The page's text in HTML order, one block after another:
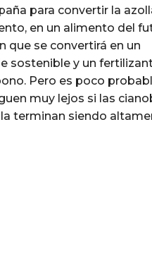
para convertir la
en un alimento del
que se convertirá en un
sostenible y un
Pero es poco
muy lejos si las
terminan siendo